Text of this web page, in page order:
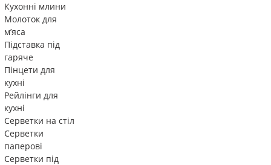
Кухонні млини
Молоток для
м’яса
Підставка під
гаряче
Пінцети для
кухні
Рейлінги для
кухні
Серветки на стіл
Серветки
паперові
Серветки під